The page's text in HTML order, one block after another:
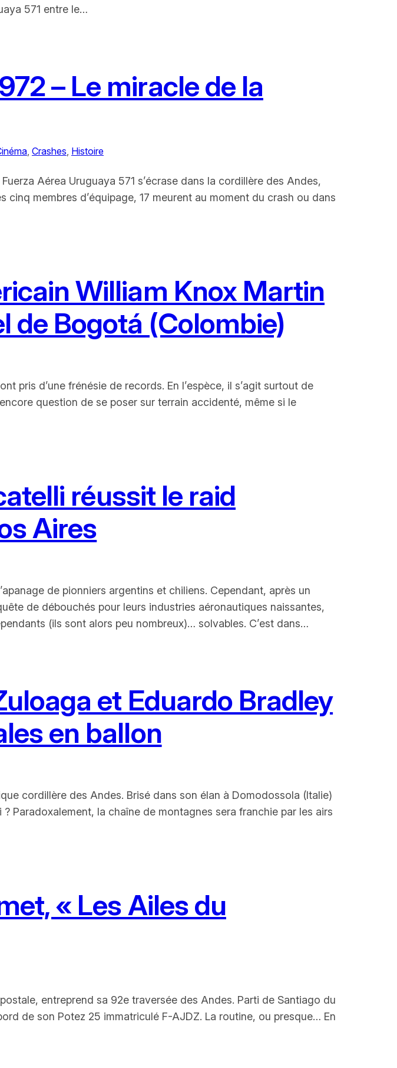
571 entre le…
– Le miracle de la
, Crashes, Histoire
Aérea Uruguaya 571 s’écrase dans la cordillère des Andes,
membres d’équipage, 17 meurent au moment du crash ou dans
William Knox Martin
de Bogotá (Colombie)
pris d’une frénésie de records. En l’espèce, il s’agit surtout de
question de se poser sur terrain accidenté, même si le
réussit le raid
Aires
de pionniers argentins et chiliens. Cependant, après un
de débouchés pour leurs industries aéronautiques naissantes,
(ils sont alors peu nombreux)… solvables. C’est dans…
et Eduardo Bradley
en ballon
cordillère des Andes. Brisé dans son élan à Domodossola (Italie)
Paradoxalement, la chaîne de montagnes sera franchie par les airs
« Les Ailes du
entreprend sa 92e traversée des Andes. Parti de Santiago du
de son Potez 25 immatriculé F-AJDZ. La routine, ou presque… En